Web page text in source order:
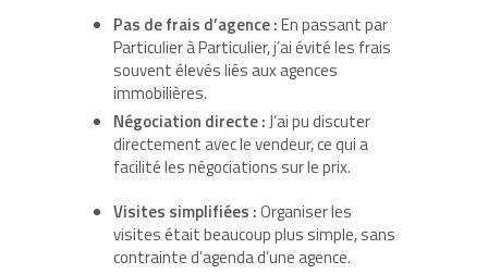
Pas de frais d’agence :En passant par
Particulier à Particulier, j’ai évité les frais
souvent élevés liés aux agences
immobilières.
Négociation directe :J’ai pu discuter
directement avec le vendeur, ce qui a
facilité les négociations sur le prix.
Visites simplifiées :Organiser les
visites était beaucoup plus simple, sans
contrainte d’agenda d’une agence.